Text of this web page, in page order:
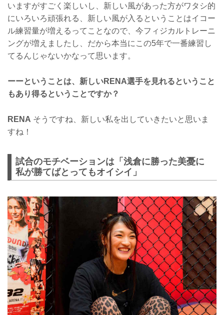
いますがすごく楽しいし、新しい風があった方がワタシ的
にいろいろ頑張れる、新しい風が入るということはイコー
ル練習量が増えるってことなので、今フィジカルトレーニ
ングが増えましたし、だから本当にこの5年で一番練習し
てるんじゃないかなって思います。
ーーということは、新しいRENA選手を見れるということ
もあり得るということですか？
RENA そうですね、新しい私を出していきたいと思いま
すね！
試合のモチベーションは「浅倉に勝った美憂に
私が勝てばとってもオイシイ」